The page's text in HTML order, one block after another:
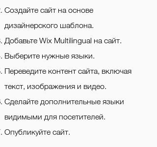
Создайте сайт на основе
дизайнерского шаблона.
Добавьте Wix Multilingual на сайт.
Выберите нужные языки.
Переведите контент сайта, включая
текст, изображения и видео.
Сделайте дополнительные языки
видимыми для посетителей.
Опубликуйте сайт.